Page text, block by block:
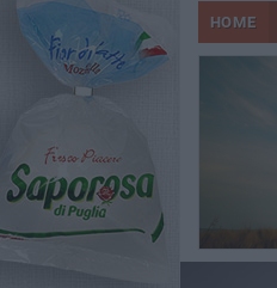
HOME